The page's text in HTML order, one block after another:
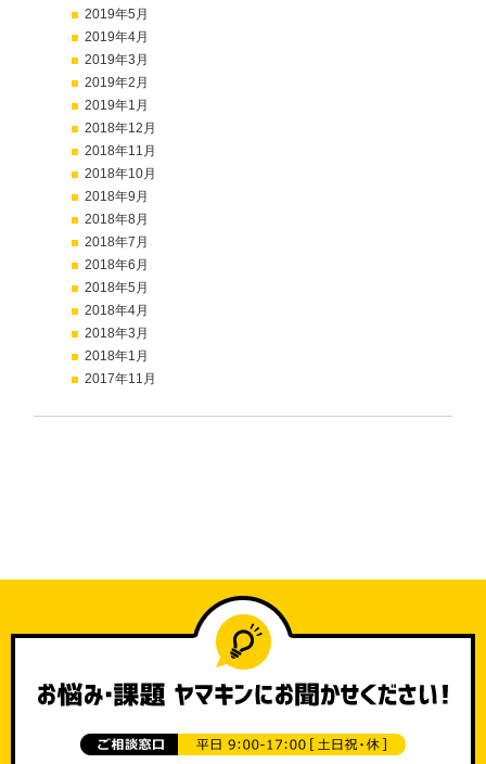
2019年5月
2019年4月
2019年3月
2019年2月
2019年1月
2018年12月
2018年11月
2018年10月
2018年9月
2018年8月
2018年7月
2018年6月
2018年5月
2018年4月
2018年3月
2018年1月
2017年11月